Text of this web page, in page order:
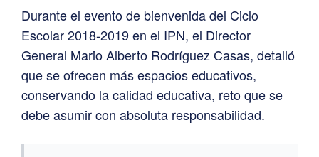
Durante el evento de bienvenida del Ciclo
Escolar 2018-2019 en el IPN, el Director
General Mario Alberto Rodríguez Casas, detalló
que se ofrecen más espacios educativos,
conservando la calidad educativa, reto que se
debe asumir con absoluta responsabilidad.